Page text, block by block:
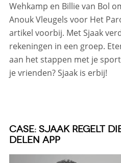
Wehkamp en Billie van Bol
Anouk Vleugels voor Het
artikel voorbij. Met Sjaak
rekeningen in een groep.
aan het stappen met je
je vrienden? Sjaak is erbij!
CASE: SJAAK REGELT
DELEN APP